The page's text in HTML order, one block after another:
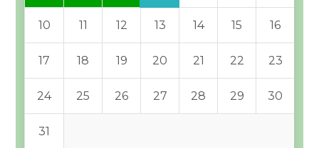
10 11 12 13 14 15 16
17 18 19 20 21 22 23
24 25 26 27 28 29 30
31